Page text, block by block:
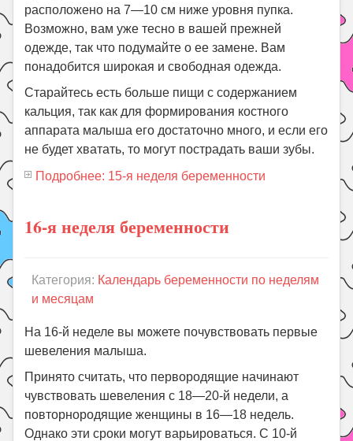
расположено на 7—10 см ниже уровня пупка.
Возможно, вам уже тесно в вашей прежней
одежде, так что подумайте о ее замене. Вам
понадобится широкая и свободная одежда.
Старайтесь есть больше пищи с содержанием
кальция, так как для формирования костного
аппарата малыша его достаточно много, и если его
не будет хватать, то могут пострадать ваши зубы.
Подробнее: 15-я неделя беременности
16-я неделя беременности
Категория: Календарь беременности по неделям
и месяцам
На 16-й неделе вы можете почувствовать первые
шевеления малыша.
Принято считать, что первородящие начинают
чувствовать шевеления с 18—20-й недели, а
повторнородящие женщины в 16—18 недель.
Однако эти сроки могут варьироваться. С 10-й